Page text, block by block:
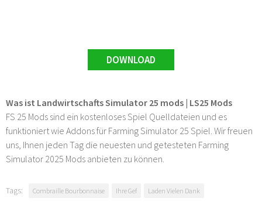
DOWNLOAD
Was ist Landwirtschafts Simulator 25 mods | LS25 Mods
FS 25 Mods sind ein kostenloses Spiel Quelldateien und es
funktioniert wie Addons für Farming Simulator 25 Spiel. Wir freuen
uns, Ihnen jeden Tag die neuesten und getesteten Farming
Simulator 2025 Mods anbieten zu können.
Tags: Combraille Bourbonnaise Ihre Gef Laden Vielen Dank